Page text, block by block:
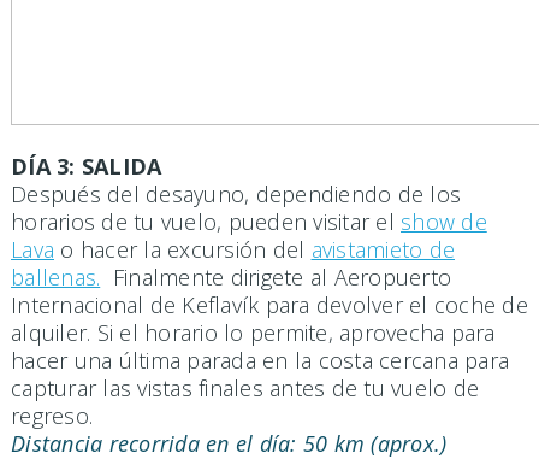
DÍA 3: SALIDA
Después del desayuno, dependiendo de los
horarios de tu vuelo, pueden visitar el show de
Lava o hacer la excursión del avistamieto de
ballenas. Finalmente dirigete al Aeropuerto
Internacional de Keflavík para devolver el coche de
alquiler. Si el horario lo permite, aprovecha para
hacer una última parada en la costa cercana para
capturar las vistas finales antes de tu vuelo de
regreso.
Distancia recorrida en el día: 50 km(aprox.)